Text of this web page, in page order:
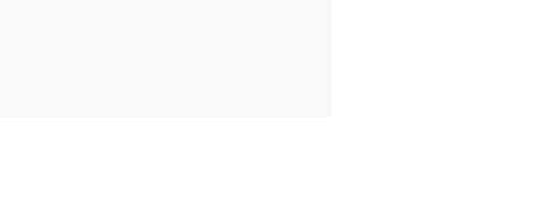
for opprettelsen av datasettet.